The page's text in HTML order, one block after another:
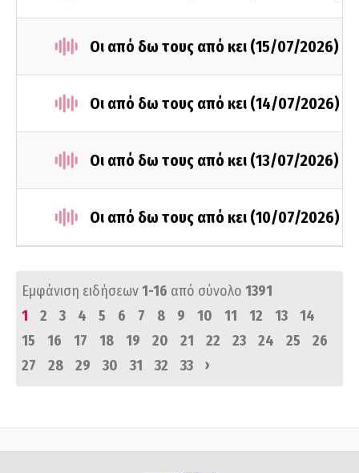
Οι από δω τους από κει (15/07/2026)
Οι από δω τους από κει (14/07/2026)
Οι από δω τους από κει (13/07/2026)
Οι από δω τους από κει (10/07/2026)
Εμφάνιση ειδήσεων1-16 από σύνολο 1391
1
2 3 4 5 6 7 8 9 10 11 12 13
14
15
16 17 18 19 20 21 22 23 24 25
26
27
28 29 30 31 32 33 ›